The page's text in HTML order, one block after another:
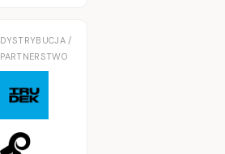
DYSTRYBUCJA /
PARTNERSTWO